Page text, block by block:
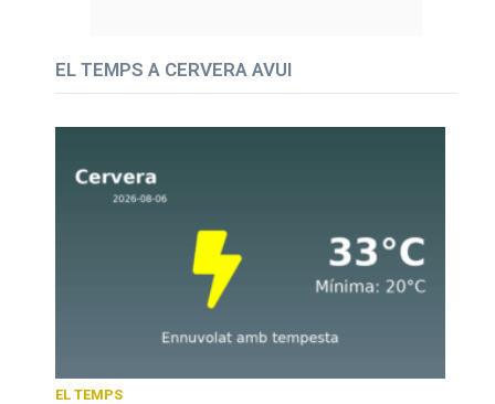
EL TEMPS A CERVERA AVUI
EL TEMPS